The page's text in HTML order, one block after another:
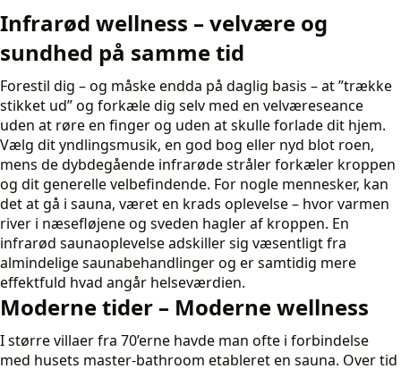
Infrarød wellness – velvære og
sundhed på samme tid
Forestil dig – og måske endda på daglig basis – at ”trække
stikket ud” og forkæle dig selv med en velværeseance
uden at røre en finger og uden at skulle forlade dit hjem.
Vælg dit yndlingsmusik, en god bog eller nyd blot roen,
mens de dybdegående infrarøde stråler forkæler kroppen
og dit generelle velbefindende. For nogle mennesker, kan
det at gå i sauna, været en krads oplevelse – hvor varmen
river i næsefløjene og sveden hagler af kroppen. En
infrarød saunaoplevelse adskiller sig væsentligt fra
almindelige saunabehandlinger og er samtidig mere
effektfuld hvad angår helseværdien.
Moderne tider – Moderne wellness
I større villaer fra 70’erne havde man ofte i forbindelse
med husets master-bathroom etableret en sauna. Over tid